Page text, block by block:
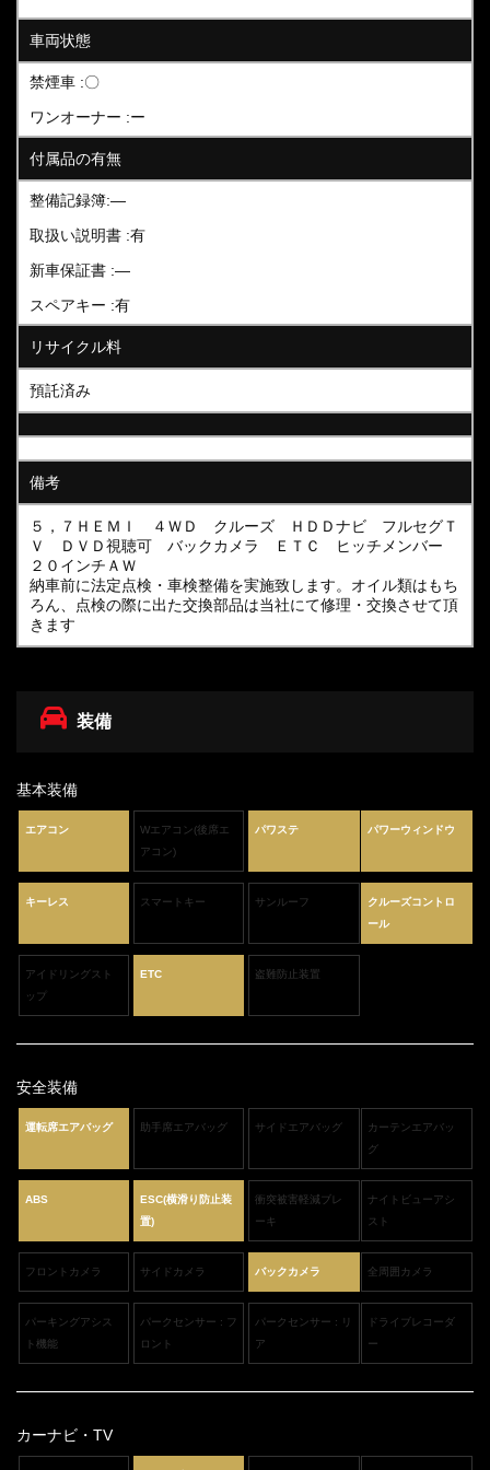
車両状態
禁煙車 :〇
ワンオーナー :ー
付属品の有無
整備記録簿:―
取扱い説明書 :有
新車保証書 :―
スペアキー :有
リサイクル料
預託済み
備考
５，７ＨＥＭＩ ４ＷＤ クルーズ ＨＤＤナビ フルセグＴ
Ｖ ＤＶＤ視聴可 バックカメラ ＥＴＣ ヒッチメンバー
２０インチＡＷ
納車前に法定点検・車検整備を実施致します。オイル類はもち
ろん、点検の際に出た交換部品は当社にて修理・交換させて頂
きます
装備
基本装備
エアコン
Wエアコン(後席エ
アコン)
パワステ パワーウィンドウ
キーレス スマートキー サンルーフ
クルーズコントロ
ール
アイドリングスト
ップ
ETC 盗難防止装置
安全装備
運転席エアバッグ 助手席エアバッグ サイドエアバッグ
カーテンエアバッ
グ
ABS
ESC(横滑り防止装
置)
衝突被害軽減ブレ
ーキ
ナイトビューアシ
スト
フロントカメラ サイドカメラ バックカメラ 全周囲カメラ
パーキングアシス
ト機能
パークセンサー : フ
ロント
パークセンサー : リ
ア
ドライブレコーダ
ー
カーナビ・TV